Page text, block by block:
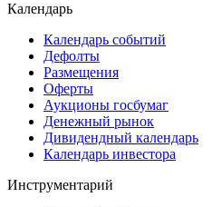
Календарь
Календарь событий
Дефолты
Размещения
Оферты
Аукционы госбумаг
Денежный рынок
Дивидендный календарь
Календарь инвестора
Инструментарий